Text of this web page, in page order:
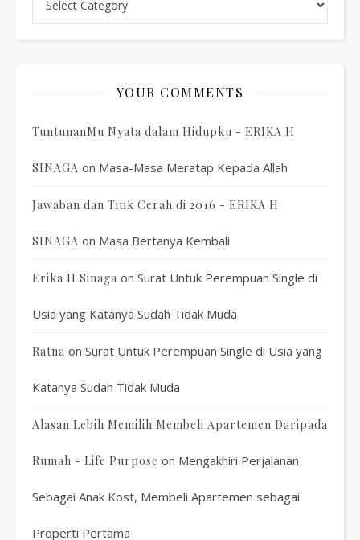
YOUR COMMENTS
TuntunanMu Nyata dalam Hidupku - ERIKA H
SINAGA on Masa-Masa Meratap Kepada Allah
Jawaban dan Titik Cerah di 2016 - ERIKA H
SINAGA on Masa Bertanya Kembali
Erika H Sinaga on Surat Untuk Perempuan Single di
Usia yang Katanya Sudah Tidak Muda
Ratna on Surat Untuk Perempuan Single di Usia yang
Katanya Sudah Tidak Muda
Alasan Lebih Memilih Membeli Apartemen Daripada
Rumah - Life Purpose on Mengakhiri Perjalanan
Sebagai Anak Kost, Membeli Apartemen sebagai
Properti Pertama